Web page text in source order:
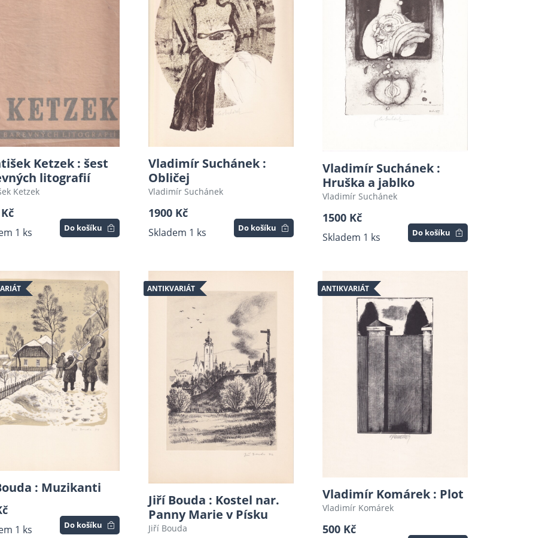
Ketzek : šest
litografií
Ketzek
1 ks Do košíku
Vladimír Suchánek :
Obličej
Vladimír Suchánek
1900 Kč
Skladem 1 ks Do košíku
Vladimír Suchánek :
Hruška a jablko
Vladimír Suchánek
1500 Kč
Skladem 1 ks Do košíku
: Muzikanti
1 ks Do košíku
ANTIKVARIÁT
Jiří Bouda : Kostel nar.
Panny Marie v Písku
Jiří Bouda
ANTIKVARIÁT
Vladimír Komárek : Plot
Vladimír Komárek
500 Kč